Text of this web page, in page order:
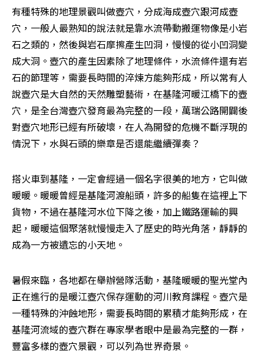
有種特殊的地理景觀叫做壺穴，分成海成壺穴跟河成壺
穴，一般人最熟知的說法就是靠水流帶動搬運物像是小岩
石之類的，然後與岩石摩擦產生凹洞，慢慢的從小凹洞變
成大洞。壺穴的產生因素除了地理條件，水流條件還有岩
石的節理等，需要長時間的淬煉方能夠形成，所以常有人
說壺穴是大自然的天然雕塑藝術，在基隆河暖江橋下的壺
穴，是全台灣壺穴發育最為完整的一段，萬瑞公路開闢後
對壺穴地形已經有所破壞，在人為開發的危機不斷浮現的
情況下，水與石頭的樂章是否還能繼續彈奏？
搭火車到基隆，一定會經過一個名字很美的地方，它叫做
暖暖。暖暖曾經是基隆河渡船頭，許多的船隻在這裡上下
貨物，不過在基隆河水位下降之後，加上鐵路運輸的興
起，暖暖這個聚落就慢慢走入了歷史的時光角落，靜靜的
成為一方被遺忘的小天地。
暑假來臨，各地都在舉辦營隊活動，基隆暖暖的聖光堂內
正在進行的是暖江壺穴保存運動的河川教育課程。壺穴是
一種特殊的沖蝕地形，需要長時間的累積才能夠形成，在
基隆河流域的壺穴群在專家學者眼中是最為完整的一群，
豐富多樣的壺穴景觀，可以列為世界奇景。